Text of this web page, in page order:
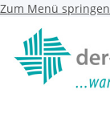
Zum Menü springen